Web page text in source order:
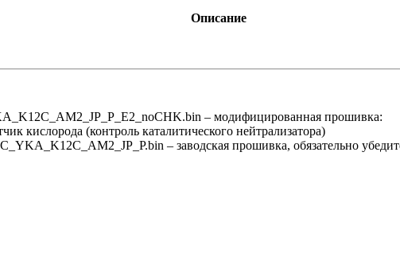
Описание
– модифицированная прошивка:
кислорода (контроль каталитического нейтрализатора)
– заводская прошивка, обязательно